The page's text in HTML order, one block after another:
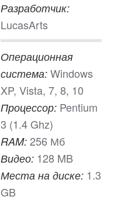
Разработчик:
LucasArts
Операционная
система: Windows
XP, Vista, 7, 8, 10
Процессор: Pentium
3 (1.4 Ghz)
RAM: 256 Мб
Видео: 128 MB
Места на диске: 1.3
GB